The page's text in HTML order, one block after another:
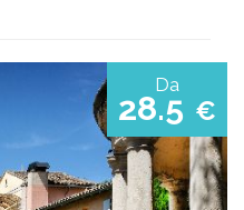
Da
28.5 €